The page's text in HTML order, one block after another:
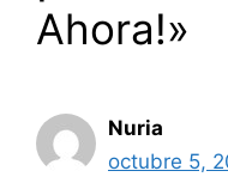
Ahora!»
Nuria
octubre 5,